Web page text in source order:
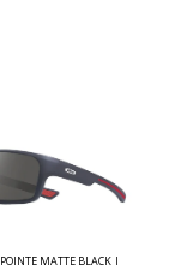
POINTE MATTE BLACK |